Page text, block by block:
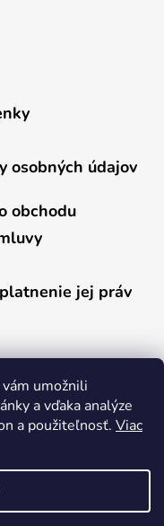
umožnili
a vďaka analýze
a použiteľnosť. Viac
osobných údajov
obchodu
jej práv